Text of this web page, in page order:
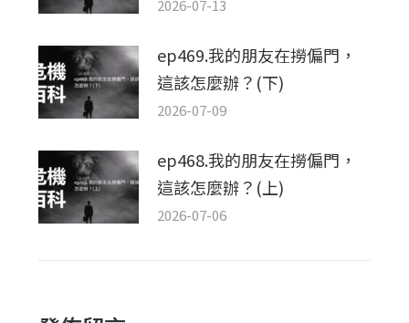
2026-07-13
ep469.我的朋友在撈偏門，
這該怎麼辦？(下)
2026-07-09
ep468.我的朋友在撈偏門，
這該怎麼辦？(上)
2026-07-06